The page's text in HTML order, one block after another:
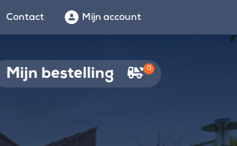
Contact Mijn account
Mijn bestelling 0